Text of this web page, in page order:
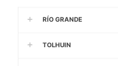
RÍO GRANDE
TOLHUIN